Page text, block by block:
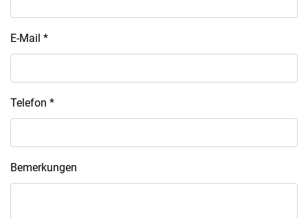
E-Mail *
Telefon *
Bemerkungen